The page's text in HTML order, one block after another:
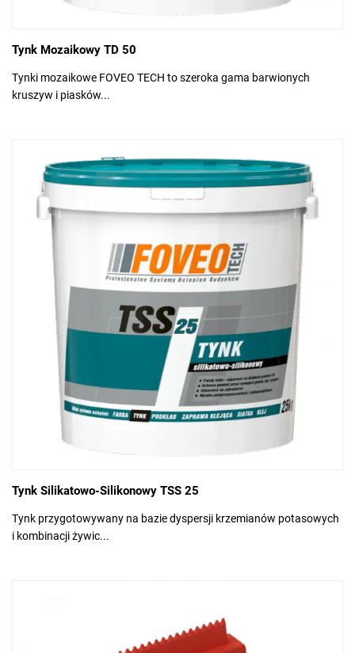
Tynk Mozaikowy TD 50
Tynki mozaikowe FOVEO TECH to szeroka gama barwionych
kruszyw i piasków...
Tynk Silikatowo-Silikonowy TSS 25
Tynk przygotowywany na bazie dyspersji krzemianów potasowych
i kombinacji żywic...